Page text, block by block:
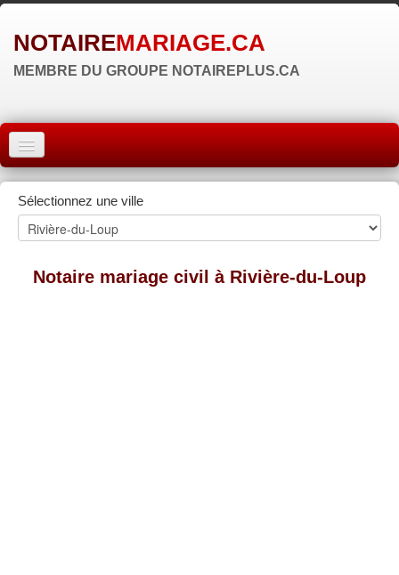
NOTAIREMARIAGE.CA
MEMBRE DU GROUPE NOTAIREPLUS.CA
ACCUEIL
MONTRÉAL
QUÉBEC
LAVAL
Sélectionnez une ville
Notaire mariage civil à Rivière-du-Loup